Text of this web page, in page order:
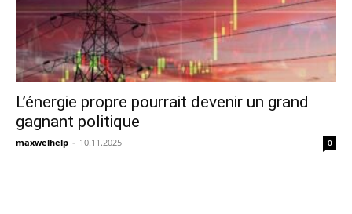
L’énergie propre pourrait devenir un grand
gagnant politique
maxwelhelp - 10.11.2025 0